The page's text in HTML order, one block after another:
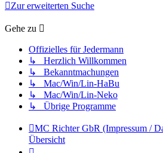
Zur erweiterten Suche
Gehe zu
Offizielles für Jedermann
↳ Herzlich Willkommen
↳ Bekanntmachungen
↳ Mac/Win/Lin-HaBu
↳ Mac/Win/Lin-Neko
↳ Übrige Programme
MC Richter GbR (Impressum /
Übersicht